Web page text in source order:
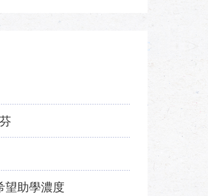
望助學濃度